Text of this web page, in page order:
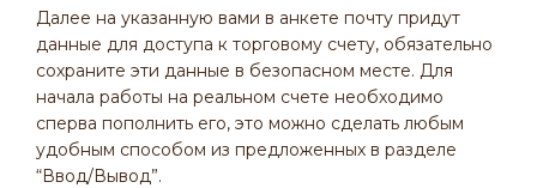
Далее на указанную вами в анкете почту придут
данные для доступа к торговому счету, обязательно
сохраните эти данные в безопасном месте. Для
начала работы на реальном счете необходимо
сперва пополнить его, это можно сделать любым
удобным способом из предложенных в разделе
“Ввод/Вывод”.